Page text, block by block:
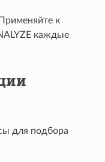
к
каждые
для подбора